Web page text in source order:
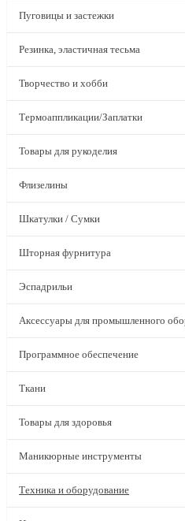
Пуговицы и застежки
Резинка, эластичная тесьма
Творчество и хобби
Термоаппликации/Заплатки
Товары для рукоделия
Флизелины
Шкатулки / Сумки
Шторная фурнитура
Эспадрильи
Аксессуары для промышленного
Программное обеспечение
Ткани
Товары для здоровья
Маникюрные инструменты
Техника и оборудование